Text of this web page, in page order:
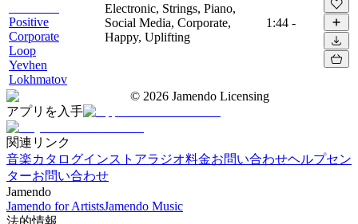
Positive
Corporate
Loop
Yevhen
Lokhmatov
Electronic, Strings, Piano,
Social Media, Corporate,
Happy, Uplifting
1:44 -
© 2026 Jamendo Licensing
アプリを入手
関連リンク
音楽カタログインストアラジオ料金お問い合わせヘルプセン
ターお問い合わせ
Jamendo
Jamendo for ArtistsJamendo Music
法的情報